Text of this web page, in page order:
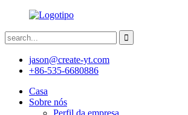
jason@create-yt.com
+86-535-6680886
Casa
Sobre nós
Perfil da empresa